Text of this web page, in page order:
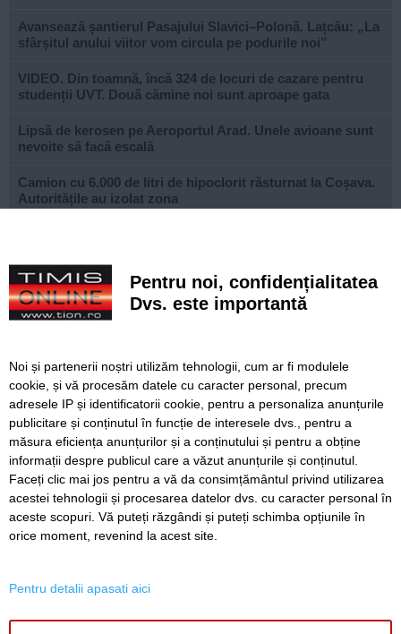
Avansează șantierul Pasajului Slavici–Polonă. Lațcău: „La
sfârșitul anului viitor vom circula pe podurile noi”
VIDEO. Din toamnă, încă 324 de locuri de cazare pentru
studenții UVT. Două cămine noi sunt aproape gata
Lipsă de kerosen pe Aeroportul Arad. Unele avioane sunt
nevoite să facă escală
Camion cu 6.000 de litri de hipoclorit răsturnat la Coșava.
Autoritățile au izolat zona
Canicula accentuează seceta în Banat. Debitele râurilor
continuă să scadă
SERVICII Redactia
Folosinta Cookie-urilor
Termeni si conditii de utilizare
Politica de confidentialitate
Regulament postare și moderare comentarii
ISSN 3008-2323
Pentru noi, confidențialitatea
Dvs. este importantă
Noi și partenerii noștri utilizăm tehnologii, cum ar fi modulele
cookie, și vă procesăm datele cu caracter personal, precum
adresele IP și identificatorii cookie, pentru a personaliza anunțurile
publicitare și conținutul în funcție de interesele dvs., pentru a
măsura eficiența anunțurilor și a conținutului și pentru a obține
informații despre publicul care a văzut anunțurile și conținutul.
Faceți clic mai jos pentru a vă da consimțământul privind utilizarea
acestei tehnologii și procesarea datelor dvs. cu caracter personal în
aceste scopuri. Vă puteți răzgândi și puteți schimba opțiunile în
orice moment, revenind la acest site.
Pentru detalii apasati aici